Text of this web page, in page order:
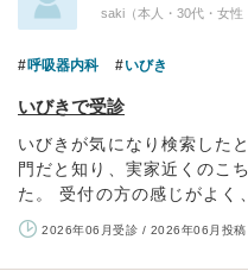
saki（本人・30代・女性
呼吸器内科 いびき
いびきで受診
いびきが気になり検索した
門だと知り、実家近くのこ
た。 受付の方の感じがよく
2026年06月受診 / 2026年06月投稿